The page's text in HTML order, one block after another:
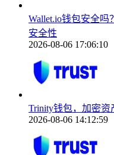
Wallet.io钱包安全
安全性
2026-08-06 17:06:10
Trinity钱包，加密
2026-08-06 14:12:59